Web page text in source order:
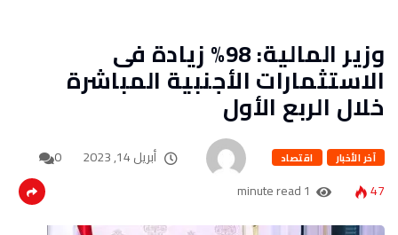
وزير المالية: 98% زيادة فى
الاستثمارات الأجنبية المباشرة
خلال الربع الأول
آخر الأخبار اقتصاد أبريل 14, 2023
0
47
1 minute read